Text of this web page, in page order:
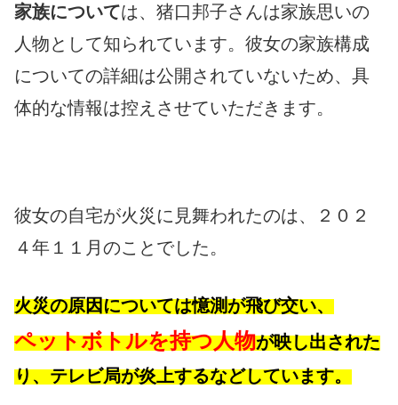
家族については、猪口邦子さんは家族思いの
人物として知られています。彼女の家族構成
についての詳細は公開されていないため、具
体的な情報は控えさせていただきます。
彼女の自宅が火災に見舞われたのは、２０２
４年１１月のことでした。
火災の原因については憶測が飛び交い、
ペットボトルを持つ人物が映し出された
り、テレビ局が炎上するなどしています。